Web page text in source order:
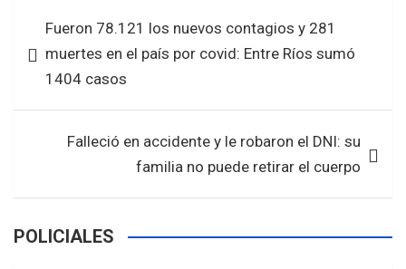
o
o
A
p
entradas
Fueron 78.121 los nuevos contagios y 281
muertes en el país por covid: Entre Ríos sumó
1404 casos
Falleció en accidente y le robaron el DNI: su
familia no puede retirar el cuerpo
POLICIALES